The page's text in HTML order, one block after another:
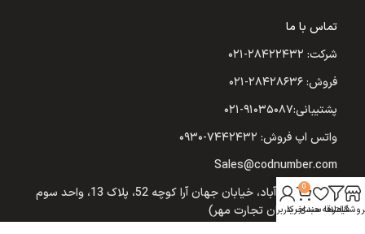
تماس با ما
شرکت: ۲۸۴۲۲۴۳۲-۰۲۱
فروش: ۲۸۴۲۸۶۳۶-۰۲۱
پشتیبانی:۹۱۰۳۵۰۸۷-۰۲۱
واتس اپ فروش: ۷۴۴۲۴۳۲-۰۹۳۰
Sales@codnumber.com
تهران: یوسف‌آباد، خیابان جهان آرا کوچه 52، پلاک 13، واحد سوم
(شرکت نیکسان تجارت مهر)فیلترها
علاقه مندی
0
سبد خرید
حساب کاربری من